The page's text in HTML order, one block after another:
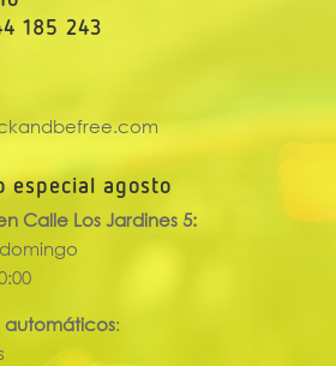
185 243
especial agosto
Calle Los Jardines 5:
automáticos: